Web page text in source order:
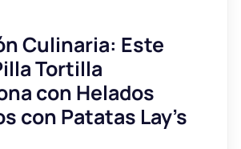
Culinaria: Este
Tortilla
con Helados
con Patatas Lay’s